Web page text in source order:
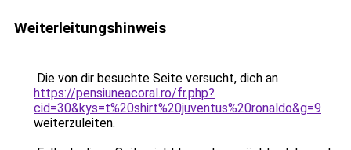
Weiterleitungshinweis
Die von dir besuchte Seite versucht, dich an
https://pensiuneacoral.ro/fr.php?
cid=30&kys=t%20shirt%20juventus%20ronaldo&g=9
weiterzuleiten.